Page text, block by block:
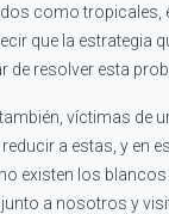
como tropicales,
que la
resolver esta
víctimas de
a estas, y
existen los
a nosotros y